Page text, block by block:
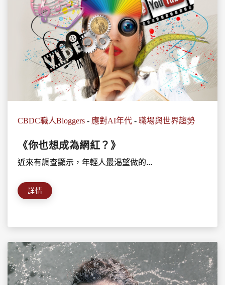
CBDC職人Bloggers - 應對AI年代 - 職場與世界趨勢
《你也想成為網紅？》
近來有調查顯示，年輕人最渴望做的...
詳情